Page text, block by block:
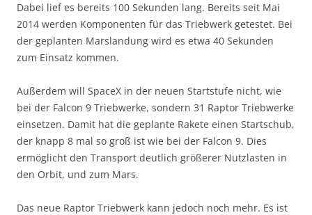
Dabei lief es bereits 100 Sekunden lang. Bereits seit Mai
2014 werden Komponenten für das Triebwerk getestet. Bei
der geplanten Marslandung wird es etwa 40 Sekunden
zum Einsatz kommen.
Außerdem will SpaceX in der neuen Startstufe nicht, wie
bei der Falcon 9 Triebwerke, sondern 31 Raptor Triebwerke
einsetzen. Damit hat die geplante Rakete einen Startschub,
der knapp 8 mal so groß ist wie bei der Falcon 9. Dies
ermöglicht den Transport deutlich größerer Nutzlasten in
den Orbit, und zum Mars.
Das neue Raptor Triebwerk kann jedoch noch mehr. Es ist